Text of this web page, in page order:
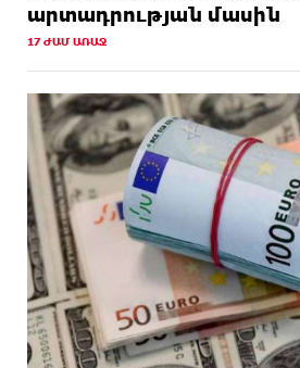
արտադրության մասին
17 ԺԱՄ ԱՌԱՋ